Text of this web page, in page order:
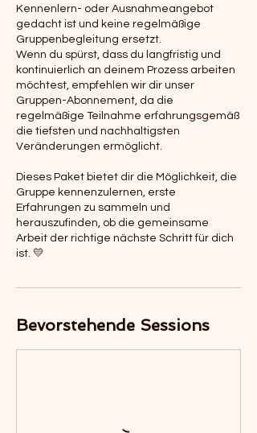
Kennenlern- oder Ausnahmeangebot
gedacht ist und keine regelmäßige
Gruppenbegleitung ersetzt.
Wenn du spürst, dass du langfristig und
kontinuierlich an deinem Prozess arbeiten
möchtest, empfehlen wir dir unser
Gruppen-Abonnement, da die
regelmäßige Teilnahme erfahrungsgemäß
die tiefsten und nachhaltigsten
Veränderungen ermöglicht.
Dieses Paket bietet dir die Möglichkeit, die
Gruppe kennenzulernen, erste
Erfahrungen zu sammeln und
herauszufinden, ob die gemeinsame
Arbeit der richtige nächste Schritt für dich
ist. 💛
Bevorstehende Sessions